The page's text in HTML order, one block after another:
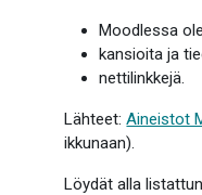
Moodlessa
kansioita ja
nettilinkkejä.
Lähteet:Aineistot
ikkunaan).
Löydät alla